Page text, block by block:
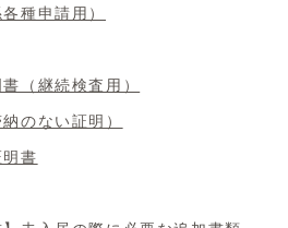
種申請用）
（継続検査用）
のない証明）
書